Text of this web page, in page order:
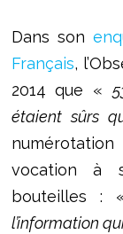
Dans son
Français,
2014 que «
étaient sûrs
numérotation
vocation à
bouteilles :
l’information